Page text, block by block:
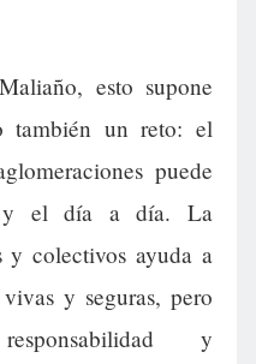
esto supone
también un reto: el
puede
y el día a día. La
y colectivos ayuda a
y seguras, pero
y